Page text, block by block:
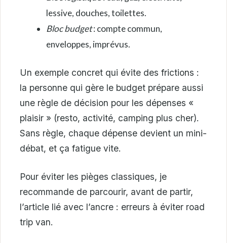
lessive, douches, toilettes.
Bloc budget: compte commun,
enveloppes, imprévus.
Un exemple concret qui évite des frictions :
la personne qui gère le budget prépare aussi
une règle de décision pour les dépenses «
plaisir » (resto, activité, camping plus cher).
Sans règle, chaque dépense devient un mini-
débat, et ça fatigue vite.
Pour éviter les pièges classiques, je
recommande de parcourir, avant de partir,
l’article lié avec l’ancre : erreurs à éviter road
trip van.